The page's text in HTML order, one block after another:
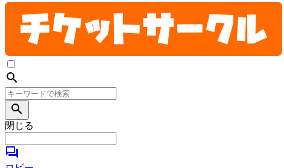
search
search
閉じる
forum